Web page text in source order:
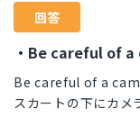
回答
・Be careful of
Be careful of a
スカートの下にカメ